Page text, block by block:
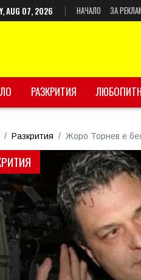
AUG 07, 2026 НАЧАЛО ЗА
РАЗКРИТИЯ
Разкрития Жоро Торнев е